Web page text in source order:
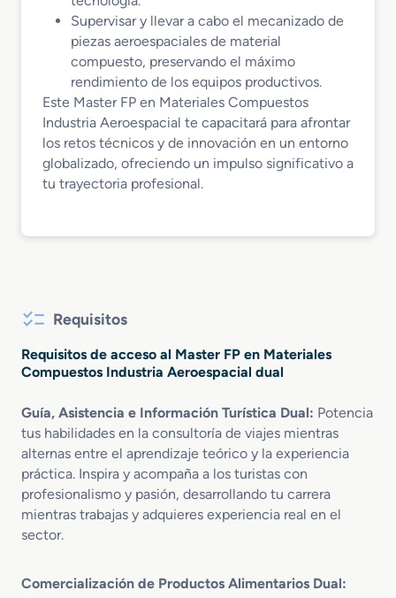
Supervisar y llevar a cabo el mecanizado de
piezas aeroespaciales de material
compuesto, preservando el máximo
rendimiento de los equipos productivos.
Este Master FP en Materiales Compuestos
Industria Aeroespacial te capacitará para afrontar
los retos técnicos y de innovación en un entorno
globalizado, ofreciendo un impulso significativo a
tu trayectoria profesional.
Requisitos
Requisitos de acceso al Master FP en Materiales
Compuestos Industria Aeroespacial dual
Guía, Asistencia e Información Turística Dual: Potencia
tus habilidades en la consultoría de viajes mientras
alternas entre el aprendizaje teórico y la experiencia
práctica. Inspira y acompaña a los turistas con
profesionalismo y pasión, desarrollando tu carrera
mientras trabajas y adquieres experiencia real en el
sector.
Comercialización de Productos Alimentarios Dual: